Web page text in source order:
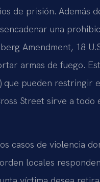
de prisión. Además
una
Amendment, 18
armas de fuego.
pueden restringir
Street sirve a
casos de violencia
locales